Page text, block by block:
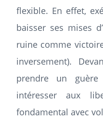
flexible. En effet,
baisser ses mises
ruine comme
inversement).
prendre un
intéresser aux
fondamental avec